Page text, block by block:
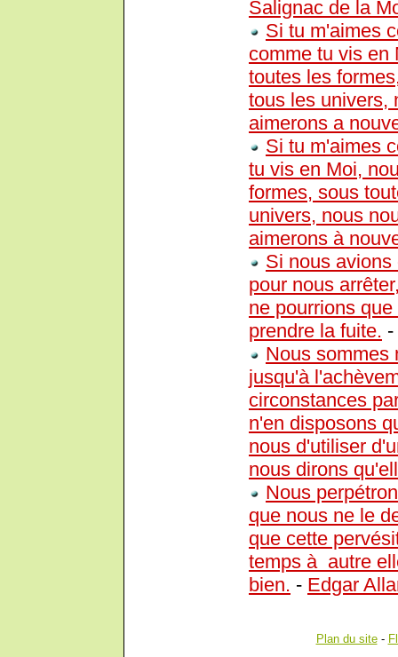
Salignac de la
Si tu m'aimes
comme tu vis en
toutes les
tous les univers,
aimerons a
Si tu m'aimes
tu vis en Moi,
formes, sous
univers, nous
aimerons à
Si nous
pour nous
ne pourrions
prendre la fuite. -
Nous sommes
jusqu'à
circonstances
n'en disposons
nous d'utiliser
nous dirons
Nous
que nous ne le
que cette
temps à autre
bien. - Edgar
Plan du site-